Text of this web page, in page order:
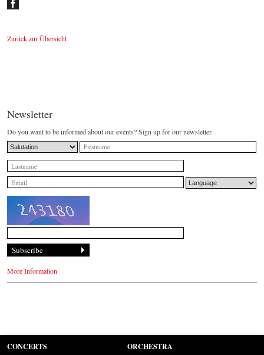
Zurück zur Übersicht
Newsletter
Do you want to be informed about our events? Sign up for our newsletter.
More Information
CONCERTS ORCHESTRA